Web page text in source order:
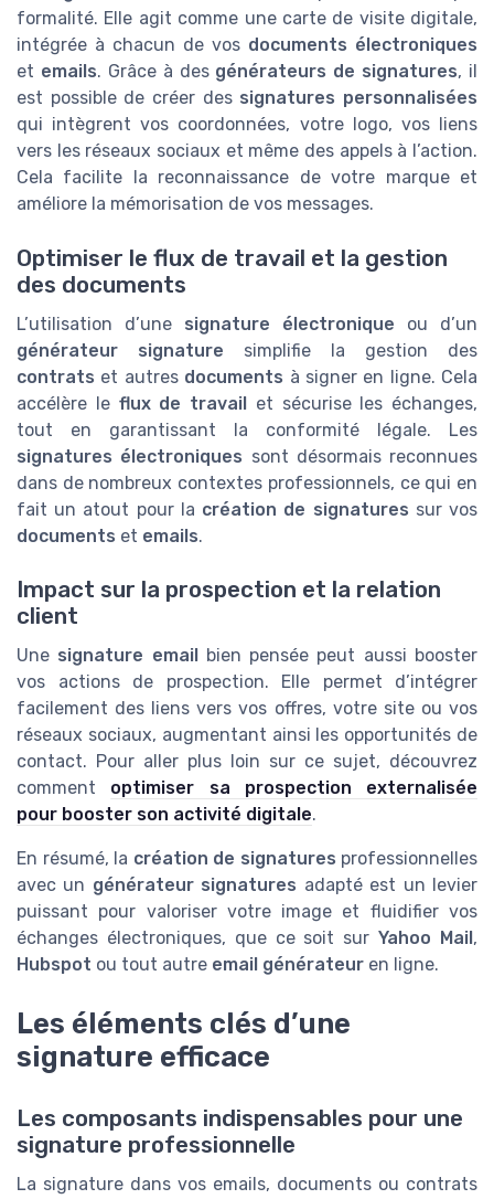
formalité. Elle agit comme une carte de visite digitale,
intégrée à chacun de vos documents électroniques
et emails. Grâce à des générateurs de signatures, il
est possible de créer des signatures personnalisées
qui intègrent vos coordonnées, votre logo, vos liens
vers les réseaux sociaux et même des appels à l’action.
Cela facilite la reconnaissance de votre marque et
améliore la mémorisation de vos messages.
Optimiser le flux de travail et la gestion
des documents
L’utilisation d’une signature électronique ou d’un
générateur signature simplifie la gestion des
contrats et autres documents à signer en ligne. Cela
accélère le flux de travail et sécurise les échanges,
tout en garantissant la conformité légale. Les
signatures électroniques sont désormais reconnues
dans de nombreux contextes professionnels, ce qui en
fait un atout pour la création de signatures sur vos
documents et emails.
Impact sur la prospection et la relation
client
Une signature emailbien pensée peut aussi booster
vos actions de prospection. Elle permet d’intégrer
facilement des liens vers vos offres, votre site ou vos
réseaux sociaux, augmentant ainsi les opportunités de
contact. Pour aller plus loin sur ce sujet, découvrez
comment optimiser sa prospection externalisée
pour booster son activité digitale.
En résumé, la création de signatures professionnelles
avec un générateur signatures adapté est un levier
puissant pour valoriser votre image et fluidifier vos
échanges électroniques, que ce soit surYahoo Mail,
Hubspot ou tout autre email générateur en ligne.
Les éléments clés d’une
signature efficace
Les composants indispensables pour une
signature professionnelle
La signature dans vos emails, documents ou contrats